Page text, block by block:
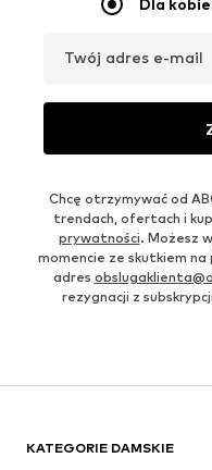
Dla
Twój adres e-mail
Chcę otrzymywać od
trendach, ofertach i
prywatności. Możesz
momencie ze skutkiem na
adres
rezygnacji z
KATEGORIE DAMSKIE